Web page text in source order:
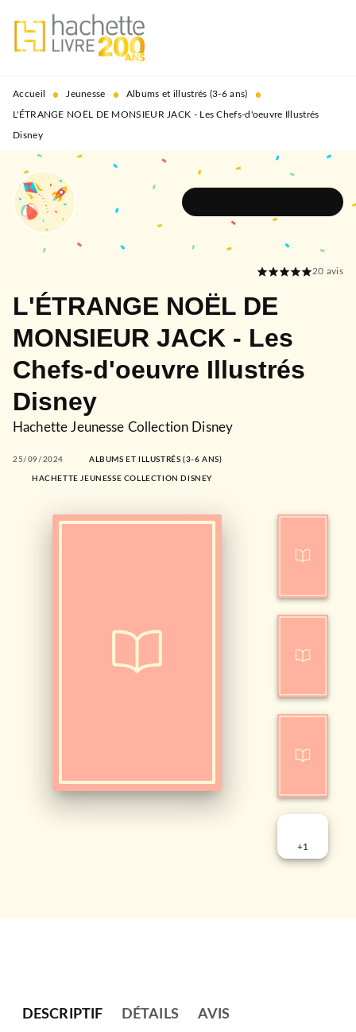
MENU RECHERCHE
PIED DE PAGE
Accueil • Jeunesse • Albums et illustrés (3-6 ans) •
L'ÉTRANGE NOËL DE MONSIEUR JACK - Les Chefs-d'oeuvre Illustrés
Disney
20 avis
L'ÉTRANGE NOËL DE
MONSIEUR JACK - Les
Chefs-d'oeuvre Illustrés
Disney
Hachette Jeunesse Collection Disney
25/09/2024 ALBUMS ET ILLUSTRÉS (3-6 ANS)
HACHETTE JEUNESSE COLLECTION DISNEY
+1
DESCRIPTIF DÉTAILS AVIS